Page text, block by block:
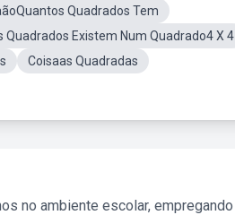
Quadrados Tem
Quadrados Existem Num Quadrado4 X 4
Coisaas Quadradas
no ambiente escolar, empregando